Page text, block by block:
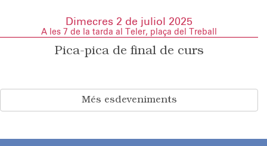
Dimecres 2 de juliol 2025
A les 7 de la tarda al Teler, plaça del Treball
Pica-pica de final de curs
Més esdeveniments